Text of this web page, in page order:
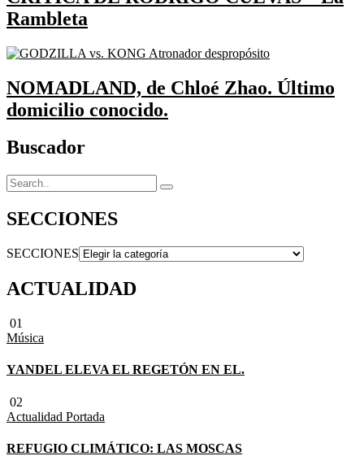
Rambleta
NOMADLAND, de Chloé Zhao. Último
domicilio conocido.
Buscador
SECCIONES
SECCIONES
ACTUALIDAD
01
Música
YANDEL ELEVA EL REGETÓN EN EL.
02
Actualidad Portada
REFUGIO CLIMÁTICO: LAS MOSCAS